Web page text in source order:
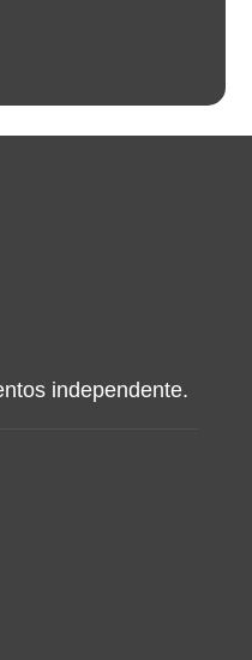
independente.